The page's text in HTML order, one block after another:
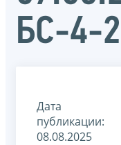
БС-4-
Дата
публикации:
08.08.2025